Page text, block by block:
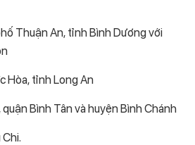
Thuận An, tỉnh Bình Dương với
Hòa, tỉnh Long An
quận Bình Tân và huyện Bình Chánh